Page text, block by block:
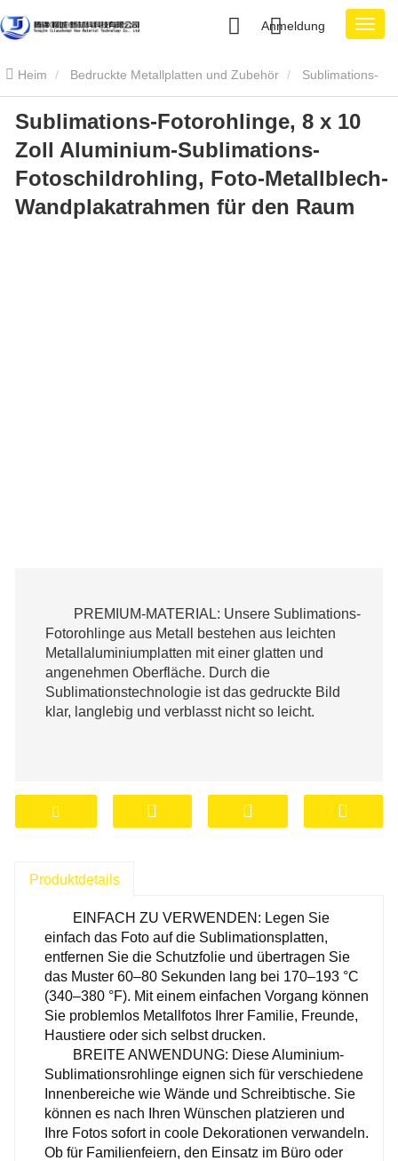
Anmeldung
Heim Bedruckte Metallplatten und Zubehör Sublimations-
Aluminiumblech Sublimations-Fotorohlinge, 8 x 10 Zoll
Aluminium-Sublimations-Fotoschildrohling, Foto-Metallblech-
Wandplakatrahmen für den Raum
Sublimations-Fotorohlinge, 8 x 10
Zoll Aluminium-Sublimations-
Fotoschildrohling, Foto-Metallblech-
Wandplakatrahmen für den Raum
PREMIUM-MATERIAL: Unsere Sublimations-
Fotorohlinge aus Metall bestehen aus leichten
Metallaluminiumplatten mit einer glatten und
angenehmen Oberfläche. Durch die
Sublimationstechnologie ist das gedruckte Bild
klar, langlebig und verblasst nicht so leicht.
Produktdetails
EINFACH ZU VERWENDEN: Legen Sie
einfach das Foto auf die Sublimationsplatten,
entfernen Sie die Schutzfolie und übertragen Sie
das Muster 60–80 Sekunden lang bei 170–193 °C
(340–380 °F). Mit einem einfachen Vorgang können
Sie problemlos Metallfotos Ihrer Familie, Freunde,
Haustiere oder sich selbst drucken.
BREITE ANWENDUNG: Diese Aluminium-
Sublimationsrohlinge eignen sich für verschiedene
Innenbereiche wie Wände und Schreibtische. Sie
können es nach Ihren Wünschen platzieren und
Ihre Fotos sofort in coole Dekorationen verwandeln.
Ob für Familienfeiern, den Einsatz im Büro oder